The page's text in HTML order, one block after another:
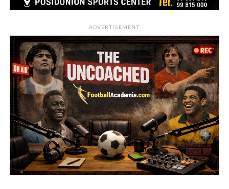
ADVERTISEMENT